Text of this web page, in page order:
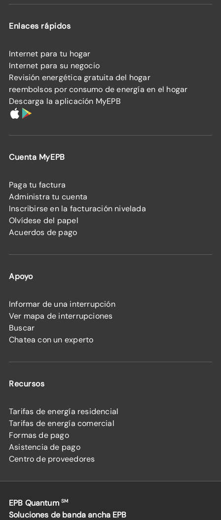
Enlaces rápidos
Internet para tu hogar
Internet para su negocio
Revisión energética gratuita del hogar
reembolsos por consumo de energía en el hogar
Descarga la aplicación MyEPB
Cuenta MyEPB
Paga tu factura
Administra tu cuenta
Inscribirse en la facturación nivelada
Olvídese del papel
Acuerdos de pago
Apoyo
Informar de una interrupción
Ver mapa de interrupciones
Buscar
Chatea con un experto
Recursos
Tarifas de energía residencial
Tarifas de energía comercial
Formas de pago
Asistencia de pago
Centro de proveedores
EPB Quantum SM
Soluciones de banda ancha EPB